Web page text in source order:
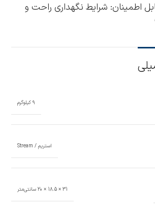
اطمینان: شرایط نگهداری راحت و
9 کیلوگرم
استریم / Stream
31 × 18.5 × 20 سانتی‌متر